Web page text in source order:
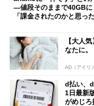
―値段そのままで40GB
「課金されたのかと思っ
【大人
なたに。
AD（アイリ
d払い、
1日最新
がめじろ